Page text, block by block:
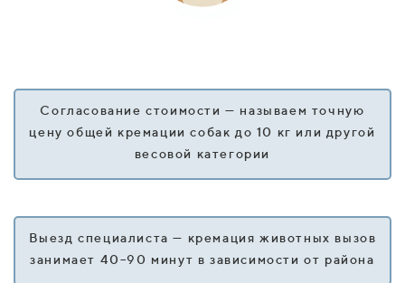
Согласование стоимости — называем точную
цену общей кремации собак до 10 кг или другой
весовой категории
Выезд специалиста — кремация животных вызов
занимает 40–90 минут в зависимости от района